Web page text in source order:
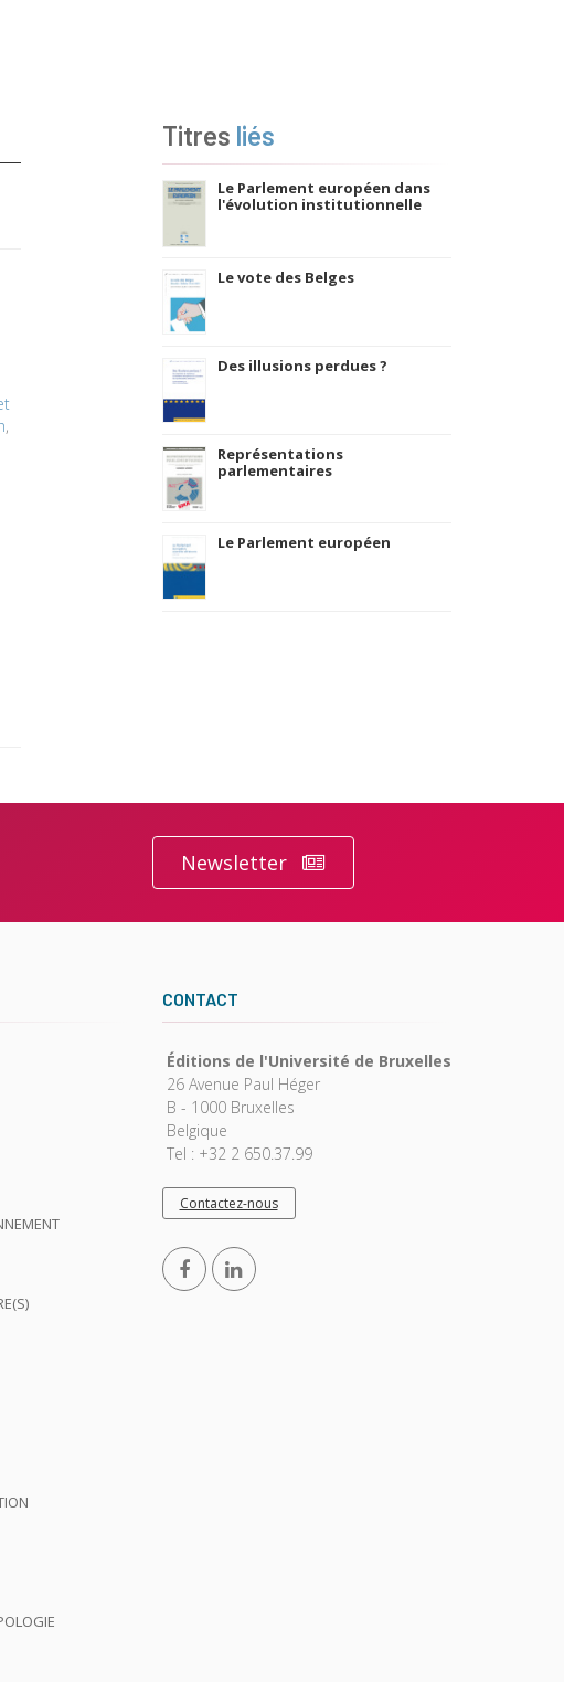
,
Titres liés
Le Parlement européen dans
l'évolution institutionnelle
Le vote des Belges
Des illusions perdues ?
Représentations
parlementaires
Le Parlement européen
Newsletter
CONTACT
Éditions de l'Université de Bruxelles
26 Avenue Paul Héger
B - 1000 Bruxelles
Belgique
Tel : +32 2 650.37.99
Contactez-nous